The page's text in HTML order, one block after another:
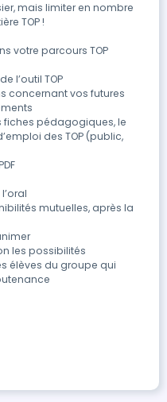
TOP !
des TOP (public,